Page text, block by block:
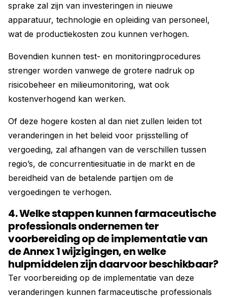
sprake zal zijn van investeringen in nieuwe
apparatuur, technologie en opleiding van personeel,
wat de productiekosten zou kunnen verhogen.
Bovendien kunnen test- en monitoringprocedures
strenger worden vanwege de grotere nadruk op
risicobeheer en milieumonitoring, wat ook
kostenverhogend kan werken.
Of deze hogere kosten al dan niet zullen leiden tot
veranderingen in het beleid voor prijsstelling of
vergoeding, zal afhangen van de verschillen tussen
regio’s, de concurrentiesituatie in de markt en de
bereidheid van de betalende partijen om de
vergoedingen te verhogen.
4. Welke stappen kunnen farmaceutische
professionals ondernemen ter
voorbereiding op de implementatie van
de Annex 1 wijzigingen, en welke
hulpmiddelen zijn daarvoor beschikbaar?
Ter voorbereiding op de implementatie van deze
veranderingen kunnen farmaceutische professionals